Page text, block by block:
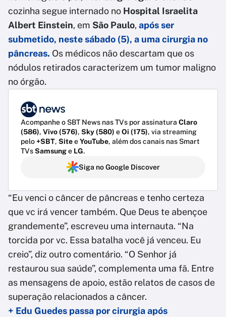
cozinha segue internado no Hospital Israelita
Albert Einstein, em São Paulo, após ser
submetido, neste sábado (5), a umacirurgia no
pâncreas. Os médicos não descartam que os
nódulos retirados caracterizem um tumor maligno
no órgão.
Acompanhe o SBT News nas TVs por assinatura Claro
(586), Vivo (576), Sky (580) eOi (175), via streaming
pelo+SBT, SiteeYouTube, além dos canais nas Smart
TVsSamsunge LG.
Siga no Google Discover
“Eu venci o câncer de pâncreas e tenho certeza
que vc irá vencer também. Que Deus te abençoe
grandemente”, escreveu uma internauta. “Na
torcida por vc. Essa batalha você já venceu. Eu
creio”, diz outro comentário. “O Senhor já
restaurou sua saúde”, complementa uma fã. Entre
as mensagens de apoio, estão relatos de casos de
superação relacionados a câncer.
+ Edu Guedes passa por cirurgia após